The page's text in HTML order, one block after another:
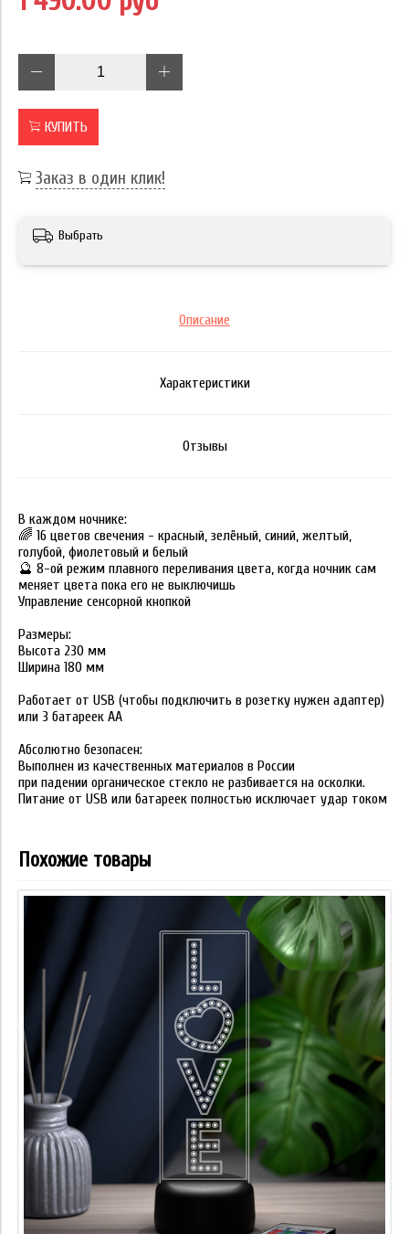
КУПИТЬ
Заказ в один клик!
Выбрать
Описание
Характеристики
Отзывы
В каждом ночнике:
🌈 16 цветов свечения - красный, зелёный, синий, желтый,
голубой, фиолетовый и белый
🔮 8-ой режим плавного переливания цвета, когда ночник сам
меняет цвета пока его не выключишь
Управление сенсорной кнопкой
Размеры:
Высота 230 мм
Ширина 180 мм
Работает от USB (чтобы подключить в розетку нужен адаптер)
или 3 батареек АА
Абсолютно безопасен:
Выполнен из качественных материалов в России
при падении органическое стекло не разбивается на осколки.
Питание от USB или батареек полностью исключает удар током
Похожие товары